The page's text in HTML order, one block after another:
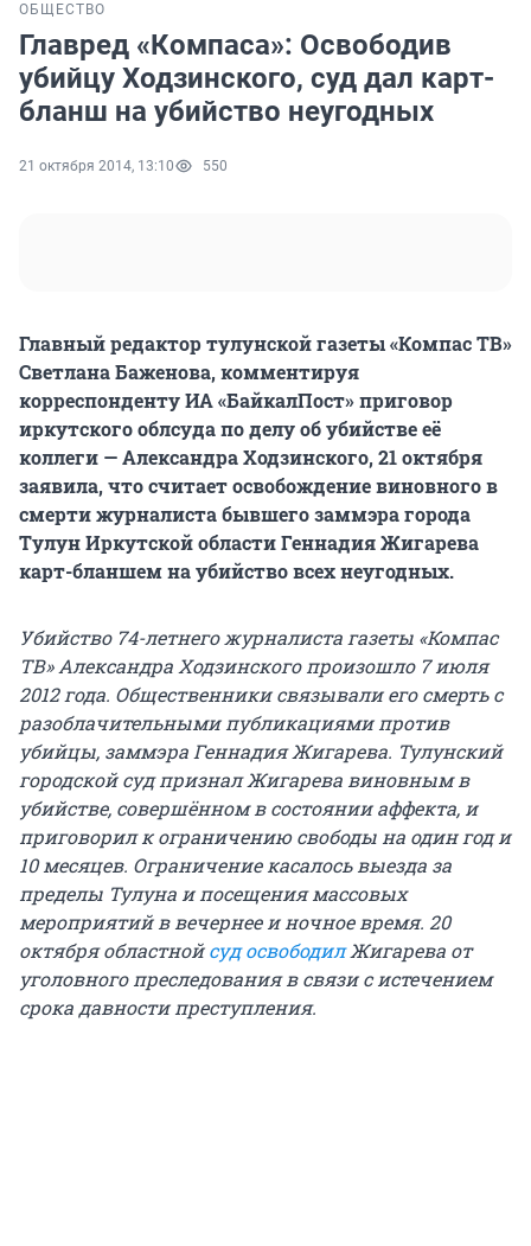
ОБЩЕСТВО
Главред «Компаса»: Освободив
убийцу Ходзинского, суд дал карт-
бланш на убийство неугодных
21 октября 2014, 13:10 550
Главный редактор тулунской газеты «Компас ТВ»
Светлана Баженова, комментируя
корреспонденту ИА «БайкалПост» приговор
иркутского облсуда по делу об убийстве её
коллеги — Александра Ходзинского, 21 октября
заявила, что считает освобождение виновного в
смерти журналиста бывшего заммэра города
Тулун Иркутской области Геннадия Жигарева
карт-бланшем на убийство всех неугодных.
Убийство 74-летнего журналиста газеты «Компас
ТВ» Александра Ходзинского произошло 7 июля
2012 года. Общественники связывали его смерть с
разоблачительными публикациями против
убийцы, заммэра Геннадия Жигарева. Тулунский
городской суд признал Жигарева виновным в
убийстве, совершённом в состоянии аффекта, и
приговорил к ограничению свободы на один год и
10 месяцев. Ограничение касалось выезда за
пределы Тулуна и посещения массовых
мероприятий в вечернее и ночное время. 20
октября областнойсуд освободилЖигарева от
уголовного преследования в связи с истечением
срока давности преступления.